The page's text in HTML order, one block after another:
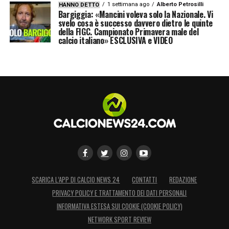
HANNO DETTO 1 settimana ago Alberto Petrosilli
Bargiggia: «Mancini voleva solo la Nazionale. Vi
svelo cosa è successo davvero dietro le quinte
della FIGC. Campionato Primavera male del
calcio italiano» ESCLUSIVA e VIDEO
SCARICA L’APP DI CALCIO NEWS 24 CONTATTI
REDAZIONE
PRIVACY POLICY E TRATTAMENTO DEI DATI PERSONALI
INFORMATIVA ESTESA SUI COOKIE (COOKIE POLICY)
NETWORK SPORT REVIEW